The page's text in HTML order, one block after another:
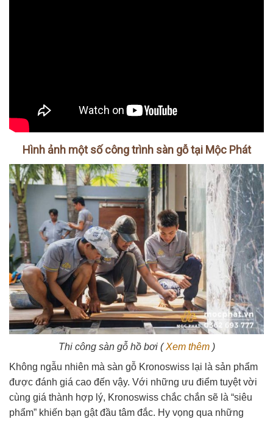
Hình ảnh một số công trình sàn gỗ tại Mộc Phát
Thi công sàn gỗ hồ bơi (Xem thêm)
Không ngẫu nhiên mà sàn gỗ Kronoswiss lại là sản phẩm
được đánh giá cao đến vậy. Với những ưu điểm tuyệt vời
cùng giá thành hợp lý, Kronoswiss chắc chắn sẽ là “siêu
phẩm” khiến bạn gật đầu tâm đắc. Hy vọng qua những